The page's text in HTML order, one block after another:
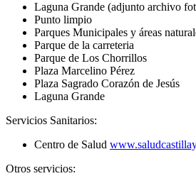
Laguna Grande (adjunto archivo
Punto limpio
Parques Municipales y áreas
Parque de la carreteria
Parque de Los Chorrillos
Plaza Marcelino Pérez
Plaza Sagrado Corazón de Jesús
Laguna Grande
Servicios Sanitarios:
Centro de Salud
Otros servicios: